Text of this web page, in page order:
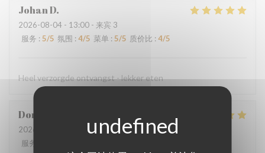
JohanD
2026-08-04 - 13:00 - 来宾 3
服务 : 5/5 氛围 : 4/5 菜单 : 5/5 质价比 : 4/5
Heel verzorgde ontvangst - lekker eten
Dorothée
2026-08-01
- 19:00 - 来宾 3
服务